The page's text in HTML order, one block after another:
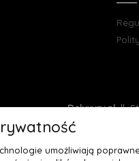
Deluxury.pl||
umożliwiają